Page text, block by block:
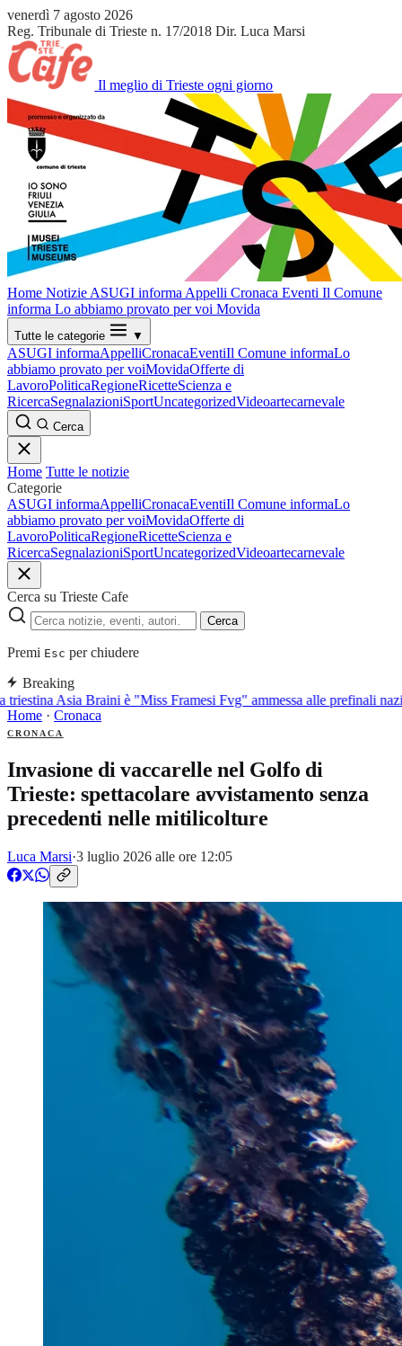
venerdì 7 agosto 2026
Reg. Tribunale di Trieste n. 17/2018 Dir. Luca Marsi
Il meglio di Trieste ogni giorno
Home Notizie ASUGI informa Appelli Cronaca Eventi Il Comune
informa Lo abbiamo provato per voi Movida
Tutte le categorie ▼
ASUGI informaAppelliCronacaEventiIl Comune informaLo
abbiamo provato per voiMovidaOfferte di
LavoroPoliticaRegioneRicetteScienza e
RicercaSegnalazioniSportUncategorizedVideoartecarnevale
Cerca
Home Tutte le notizie
Categorie
ASUGI informaAppelliCronacaEventiIl Comune informaLo
abbiamo provato per voiMovidaOfferte di
LavoroPoliticaRegioneRicetteScienza e
RicercaSegnalazioniSportUncategorizedVideoartecarnevale
Cerca su Trieste Cafe
Cerca
Premi Esc per chiudere
Breaking
triestina Asia Braini è "Miss Framesi Fvg" ammessa alle prefinali
Home · Cronaca
CRONACA
Invasione di vaccarelle nel Golfo di
Trieste: spettacolare avvistamento senza
precedenti nelle mitilicolture
Luca Marsi·3 luglio 2026 alle ore 12:05